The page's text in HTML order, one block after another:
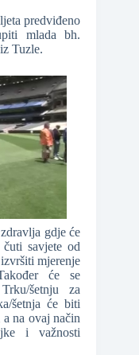
predviđeno
mlada bh.
Tuzle.
gdje će
savjete od
mjerenje
će se
šetnju za
šetnja će biti
a na ovaj način
i važnosti